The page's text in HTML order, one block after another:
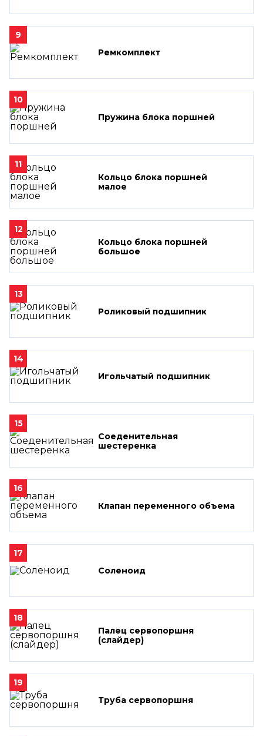
9
Ремкомплект
10
Пружина блока поршней
11
Кольцо блока поршней
малое
12
Кольцо блока поршней
большое
13
Роликовый подшипник
14
Игольчатый подшипник
15
Соеденительная
шестеренка
16
Клапан переменного объема
17
Соленоид
18
Палец сервопоршня
(слайдер)
19
Труба сервопоршня